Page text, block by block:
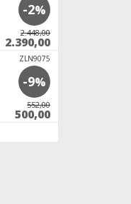
-2%
2.448,00
2.390,00
ZLN9075
-9%
552,00
500,00